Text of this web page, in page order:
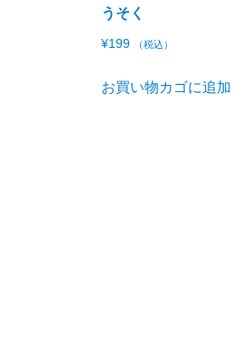
うそく
¥199 （税込）
お買い物カゴに追加